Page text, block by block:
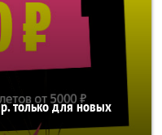
только для новых